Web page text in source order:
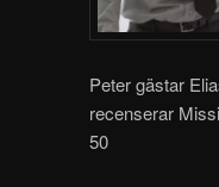
Peter gästar
recenserar
50